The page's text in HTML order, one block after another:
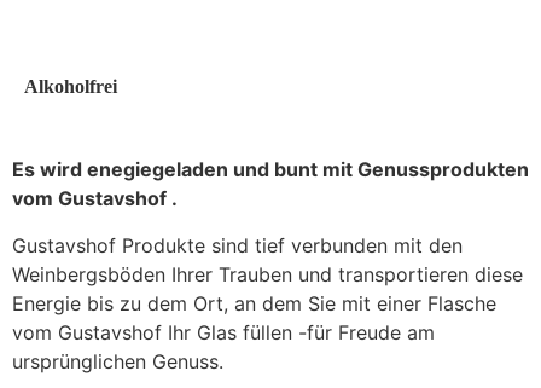
Alkoholfrei
Es wird enegiegeladen und bunt mit Genussprodukten
vom Gustavshof .
Gustavshof Produkte sind tief verbunden mit den
Weinbergsböden Ihrer Trauben und transportieren diese
Energie bis zu dem Ort, an dem Sie mit einer Flasche
vom Gustavshof Ihr Glas füllen -für Freude am
ursprünglichen Genuss.